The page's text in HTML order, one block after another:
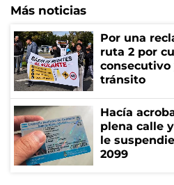
Más noticias
Por una
ruta 2 por
consecutivo
tránsito
Hacía
plena calle
le
2099